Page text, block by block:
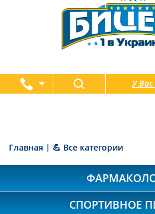
У
Главная | 💪 Все категории
СПОРТИВНОЕ